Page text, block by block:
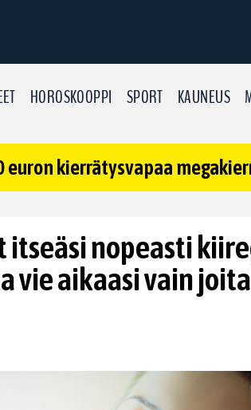
HOROSKOOPPI SPORT KAUNEUS
kierrätysvapaa
nopeasti
vie aikaasi vain